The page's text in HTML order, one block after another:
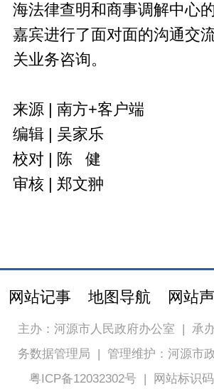
海法律查明和商事调解中心
嘉宾进行了面对面的沟通交
关业务咨询。
来源 | 南方+客户端
编辑 | 吴家乐
校对 | 陈 健
审核 | 郑文翀
网站记事 地图导航 网站
主办：河源市人民政府办公室
承
务数据管理局
管理维护：河源市
粤ICP备12032302号| 网站标识